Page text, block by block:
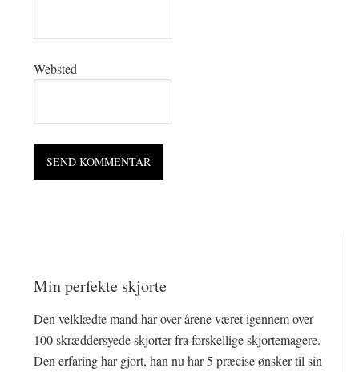
Websted
Min perfekte skjorte
Den velklædte mand har over årene været igennem over
100 skræddersyede skjorter fra forskellige skjortemagere.
Den erfaring har gjort, han nu har 5 præcise ønsker til sin